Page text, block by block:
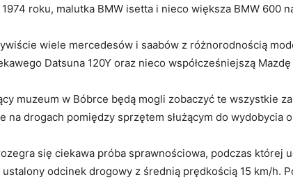
roku, malutka BMW isetta i nieco większa BMW 600
wiele mercedesów i saabów z różnorodnością
Datsuna 120Y oraz nieco współcześniejszą
muzeum w Bóbrce będą mogli zobaczyć te wszystkie
na drogach pomiędzy sprzętem służącym do wydobycia
się ciekawa próba sprawnościowa, podczas której
odcinek drogowy z średnią prędkością 15 km/h.